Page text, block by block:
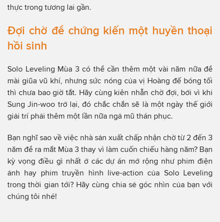
thực trong tương lai gần.
Đợi chờ để chứng kiến một huyền thoại
hồi sinh
Solo Leveling Mùa 3 có thể cần thêm một vài năm nữa để
mài giũa vũ khí, nhưng sức nóng của vị Hoàng đế bóng tối
thì chưa bao giờ tắt. Hãy cùng kiên nhẫn chờ đợi, bởi vì khi
Sung Jin-woo trở lại, đó chắc chắn sẽ là một ngày thế giới
giải trí phải thêm một lần nữa ngả mũ thán phục.
Bạn nghĩ sao về việc nhà sản xuất chấp nhận chờ từ 2 đến 3
năm để ra mắt Mùa 3 thay vì làm cuốn chiếu hàng năm? Bạn
kỳ vọng điều gì nhất ở các dự án mở rộng như phim điện
ảnh hay phim truyền hình live-action của Solo Leveling
trong thời gian tới? Hãy cùng chia sẻ góc nhìn của bạn với
chúng tôi nhé!